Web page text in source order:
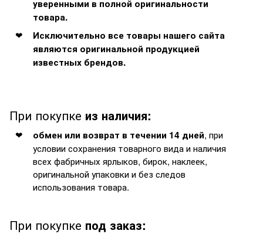
уверенными в полной оригинальности
товара.
Исключительно все товары нашего сайта
являются оригинальной продукцией
известных брендов.
При покупке из наличия:
обмен или возврат в течении 14 дней, при
условии сохранения товарного вида и наличия
всех фабричных ярлыков, бирок, наклеек,
оригинальной упаковки и без следов
использования товара.
При покупке под заказ: